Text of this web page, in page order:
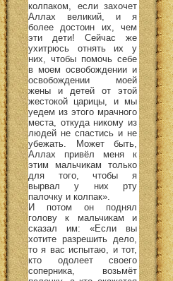
колпаком, если захочет
Аллах великий, и я
более достоин их, чем
эти дети! Сейчас же
ухитрюсь отнять их у
них, чтобы помочь себе
в моем освобождении и
освобождении моей
жены и детей от этой
жестокой царицы, и мы
уедем из этого мрачного
места, откуда никому из
людей не спастись и не
убежать. Может быть,
Аллах привёл меня к
этим мальчикам только
для того, чтобы я
вырвал у них рту
палочку и колпак».
И потом он поднял
голову к мальчикам и
сказал им: «Если вы
хотите разрешить дело,
то я вас испытаю, и тот,
кто одолеет своего
соперника, возьмёт